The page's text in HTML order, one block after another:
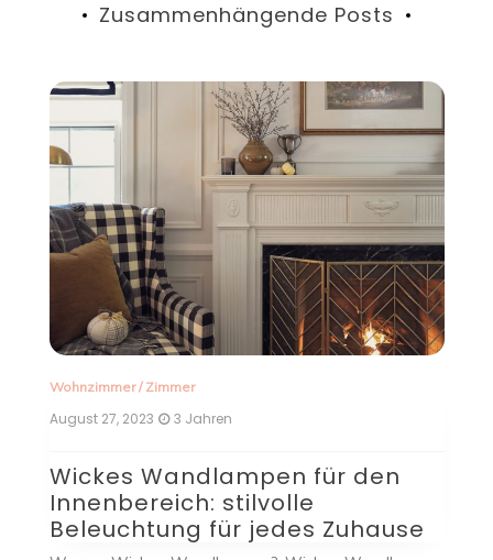
Zusammenhängende Posts
/Zimmer
27, 2023 3 Jahren
Wandlampen für den
stilvolle
für jedes Zuhause